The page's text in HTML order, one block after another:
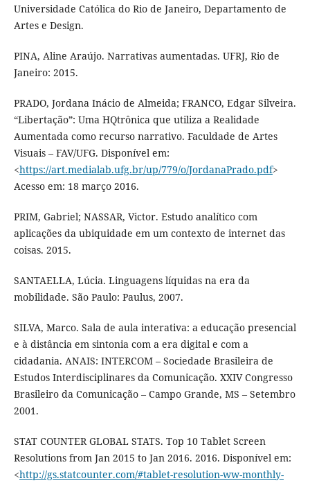
Universidade Católica do Rio de Janeiro, Departamento de
Artes e Design.
PINA, Aline Araújo. Narrativas aumentadas. UFRJ, Rio de
Janeiro: 2015.
PRADO, Jordana Inácio de Almeida; FRANCO, Edgar Silveira.
“Libertação”: Uma HQtrônica que utiliza a Realidade
Aumentada como recurso narrativo. Faculdade de Artes
Visuais – FAV/UFG. Disponível em:
<https://art.medialab.ufg.br/up/779/o/JordanaPrado.pdf>
Acesso em: 18 março 2016.
PRIM, Gabriel; NASSAR, Victor. Estudo analítico com
aplicações da ubiquidade em um contexto de internet das
coisas. 2015.
SANTAELLA, Lúcia. Linguagens líquidas na era da
mobilidade. São Paulo: Paulus, 2007.
SILVA, Marco. Sala de aula interativa: a educação presencial
e à distância em sintonia com a era digital e com a
cidadania. ANAIS: INTERCOM – Sociedade Brasileira de
Estudos Interdisciplinares da Comunicação. XXIV Congresso
Brasileiro da Comunicação – Campo Grande, MS – Setembro
2001.
STAT COUNTER GLOBAL STATS. Top 10 Tablet Screen
Resolutions from Jan 2015 to Jan 2016. 2016. Disponível em:
<http://gs.statcounter.com/#tablet-resolution-ww-monthly-